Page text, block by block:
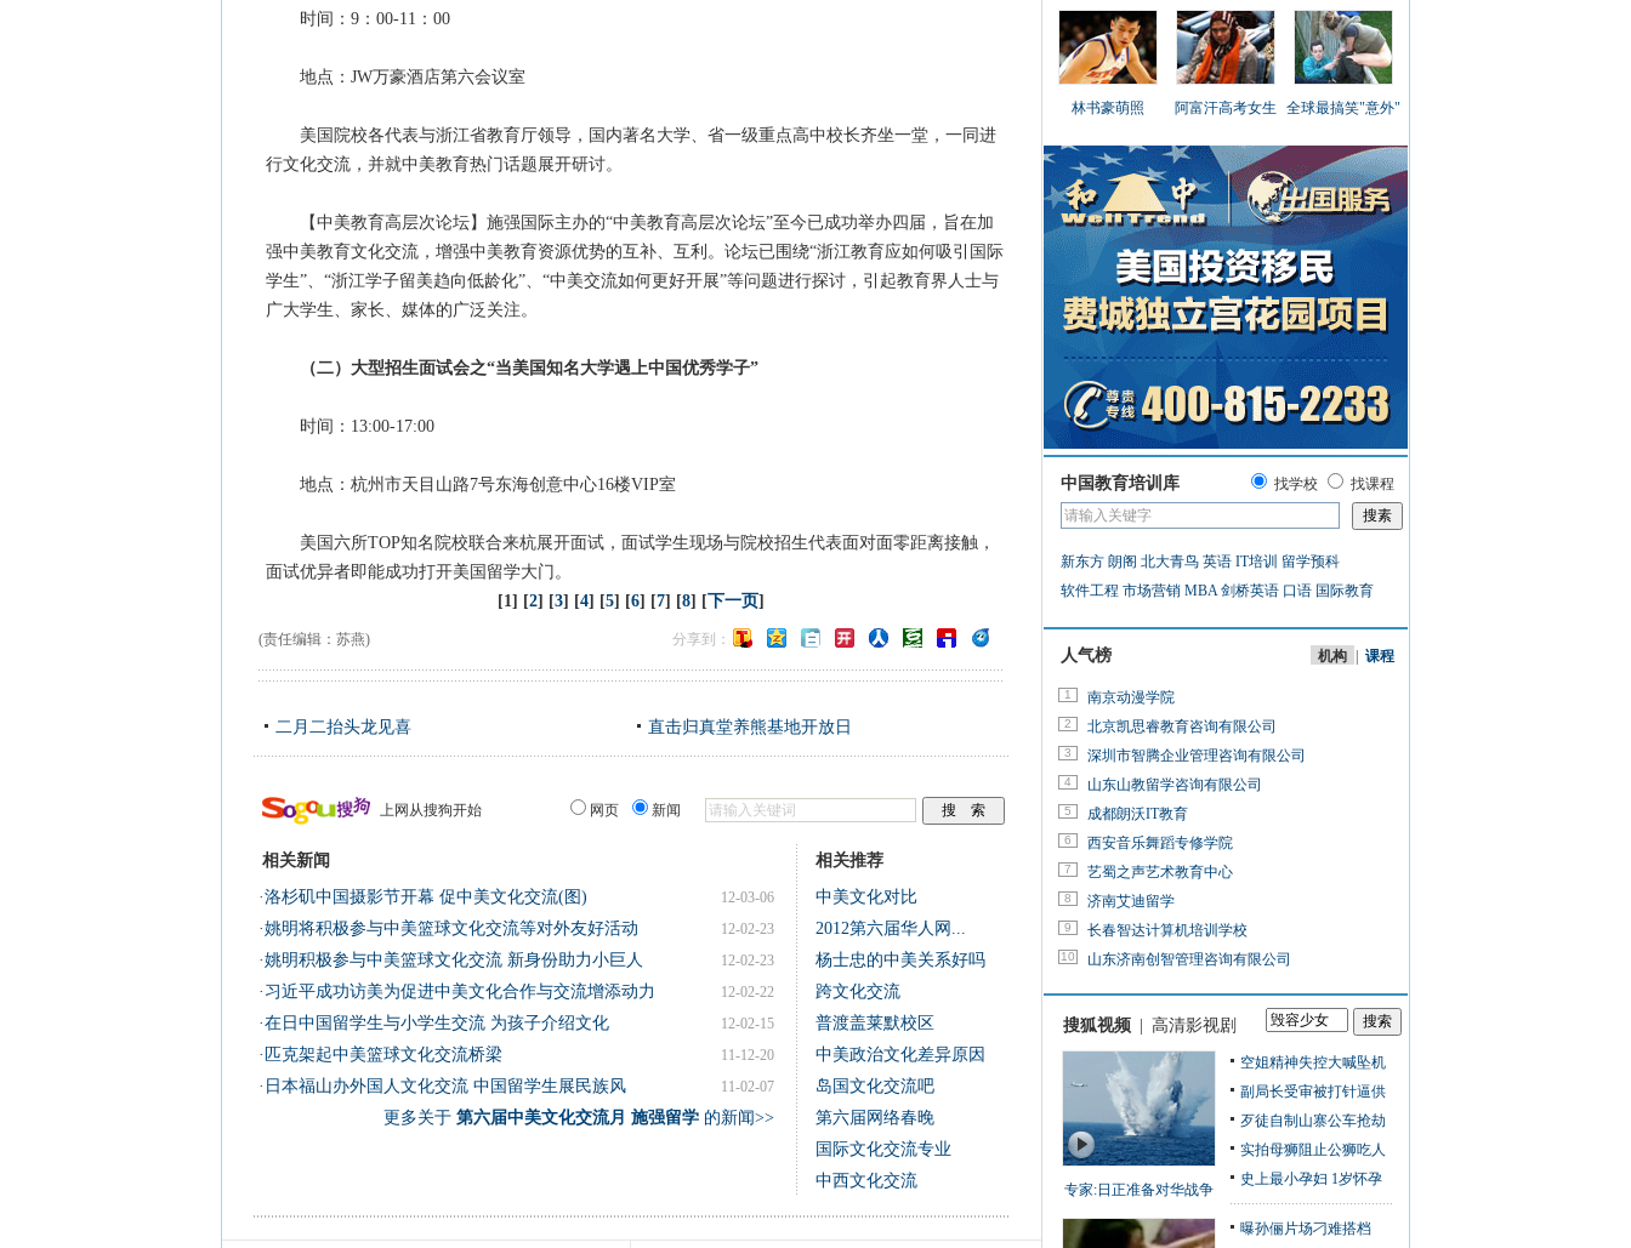
时间：9：00-11：00
地点：JW万豪酒店第六会议室
美国院校各代表与浙江省教育厅领导，国内著名大学、省一级重点高中校长齐坐一堂，一同进
行文化交流，并就中美教育热门话题展开研讨。
【中美教育高层次论坛】施强国际主办的“中美教育高层次论坛”至今已成功举办四届，旨在加
强中美教育文化交流，增强中美教育资源优势的互补、互利。论坛已围绕“浙江教育应如何吸引国际
学生”、“浙江学子留美趋向低龄化”、“中美交流如何更好开展”等问题进行探讨，引起教育界人士与
广大学生、家长、媒体的广泛关注。
（二）大型招生面试会之“当美国知名大学遇上中国优秀学子”
时间：13:00-17:00
地点：杭州市天目山路7号东海创意中心16楼VIP室
美国六所TOP知名院校联合来杭展开面试，面试学生现场与院校招生代表面对面零距离接触，
面试优异者即能成功打开美国留学大门。
[1] [2] [3] [4] [5] [6] [7] [8] [下一页]
(责任编辑：苏燕) 分享到：
二月二抬头龙见喜 直击归真堂养熊基地开放日
上网从搜狗开始 网页 新闻
相关新闻
12-03-06
·洛杉矶中国摄影节开幕 促中美文化交流(图)
12-02-23
·姚明将积极参与中美篮球文化交流等对外友好活动
12-02-23
·姚明积极参与中美篮球文化交流 新身份助力小巨人
12-02-22
· 习近平成功访美为促进中美文化合作与交流增添动力
12-02-15
·在日中国留学生与小学生交流 为孩子介绍文化
11-12-20
· 匹克架起中美篮球文化交流桥梁
11-02-07
· 日本福山办外国人文化交流 中国留学生展民族风
更多关于 第六届中美文化交流月 施强留学的新闻>>
相关推荐
中美文化对比
2012第六届华人网...
杨士忠的中美关系好吗
跨文化交流
普渡盖莱默校区
中美政治文化差异原因
岛国文化交流吧
第六届网络春晚
国际文化交流专业
中西文化交流
林书豪萌照 阿富汗高考女生 全球最搞笑"意外"
中国教育培训库 找学校 找课程
新东方 朗阁 北大青鸟 英语 IT培训 留学预科
软件工程 市场营销 MBA 剑桥英语 口语 国际教育
人气榜 机构 课程
1 南京动漫学院
2 北京凯思睿教育咨询有限公司
3 深圳市智腾企业管理咨询有限公司
4 山东山教留学咨询有限公司
5 成都朗沃IT教育
6 西安音乐舞蹈专修学院
7 艺蜀之声艺术教育中心
8 济南艾迪留学
9 长春智达计算机培训学校
10 山东济南创智管理咨询有限公司
搜狐视频 高清影视剧
专家:日正准备对华战争
空姐精神失控大喊坠机
副局长受审被打针逼供
歹徒自制山寨公车抢劫
实拍母狮阻止公狮吃人
史上最小孕妇 1岁怀孕
曝孙俪片场刁难搭档